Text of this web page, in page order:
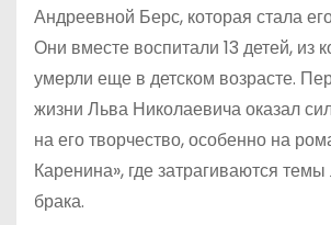
Андреевной Берс, которая стала
Они вместе воспитали 13 детей, из
умерли еще в детском возрасте.
жизни Льва Николаевича оказал
на его творчество, особенно на
Каренина», где затрагиваются
брака.